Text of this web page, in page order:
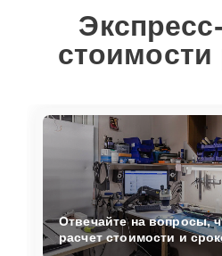
стоимости
Отвечайте на вопросы,
расчет стоимости и